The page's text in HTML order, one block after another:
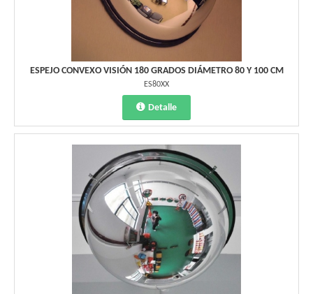
ESPEJO CONVEXO VISIÓN 180 GRADOS DIÁMETRO 80 Y 100 CM
ES80XX
Detalle